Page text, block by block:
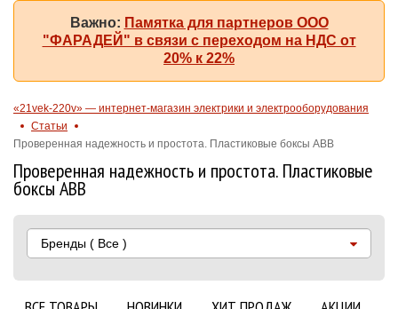
Важно: Памятка для партнеров ООО
"ФАРАДЕЙ" в связи с переходом на НДС от
20% к 22%
«21vek-220v» — интернет-магазин электрики и электрооборудования
Статьи
Проверенная надежность и простота. Пластиковые боксы АВВ
Проверенная надежность и простота. Пластиковые
боксы АВВ
Бренды ( Все )